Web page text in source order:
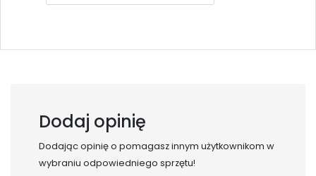
Dodaj opinię
Dodając opinię o pomagasz innym użytkownikom w
wybraniu odpowiedniego sprzętu!